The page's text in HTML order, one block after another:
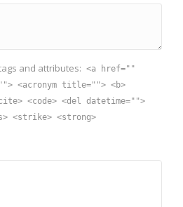
and attributes: <a href=""
<acronym title=""> <b>
<code> <del datetime="">
<strike> <strong>